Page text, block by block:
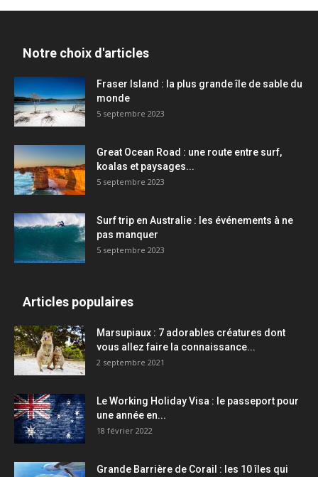
Notre choix d'articles
Fraser Island : la plus grande île de sable du
monde
5 septembre 2023
Great Ocean Road : une route entre surf,
koalas et paysages...
5 septembre 2023
Surf trip en Australie : les événements à ne
pas manquer
5 septembre 2023
Articles populaires
Marsupiaux : 7 adorables créatures dont
vous allez faire la connaissance...
2 septembre 2021
Le Working Holiday Visa : le passeport pour
une année en...
18 février 2022
Grande Barrière de Corail : les 10 îles qui